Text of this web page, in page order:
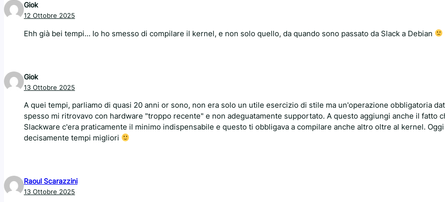
Giok
12 Ottobre 2025
Ehh già bei tempi… Io ho smesso di compilare il kernel, e non solo quello, da quando sono passato da Slack a Debian
Giok
13 Ottobre 2025
A quei tempi, parliamo di quasi 20 anni or sono, non era solo un utile esercizio di stile ma un'operazione obbligatoria
spesso mi ritrovavo con hardware "troppo recente" e non adeguatamente supportato. A questo aggiungi anche il fatto
Slackware c'era praticamente il minimo indispensabile e questo ti obbligava a compilare anche altro oltre al kernel.
decisamente tempi migliori
Raoul Scarazzini
13 Ottobre 2025